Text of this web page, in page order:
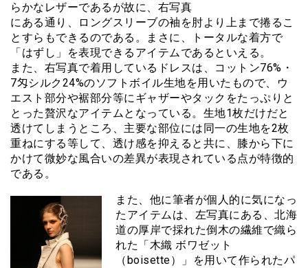
らかなレザーであるが故に、右写真
にある通り、ロングスリーブの袖を肘より上まで捲るこ
とすらもできるのである。まさに、トータルな着方で
「はずし」を表現できるアイテムであるといえる。
また、右写真で着用しているドレスは、コットン76%・
7匁シルク24%のソフトボイル生地を用いたもので、ウ
エスト部分や裾部分等にギャザーやタックをたっぷりと
とった贅沢なアイテムとなっている。生地1枚だけだと
透けてしまうところ、主要な部位には同一の生地を2枚
重ねにする等して、透け感を抑えると共に、膝から下に
かけて微妙な風合いの差異が表現されている点が特徴的
である。
また、他に筆者が個人的に気になっ
たアイテムは、左写真にある、北海
道の厚岸で採れた倒木の繊維で織ら
れた「木織 ボワゼット
（boisette）」を用いて作られたパ